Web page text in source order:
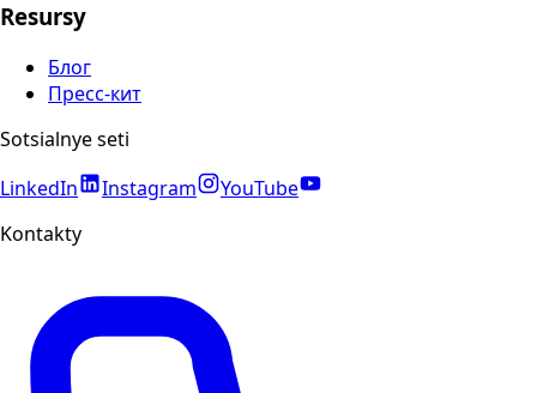
Resursy
Блог
Пресс-кит
Sotsialnye seti
LinkedIn
Instagram
YouTube
Kontakty